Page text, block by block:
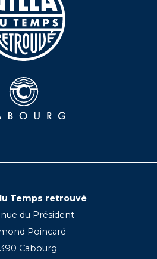
Temps retrouvé
du Président
Poincaré
Cabourg